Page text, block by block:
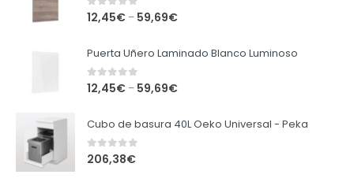
0out of 5
12,45€ – 59,69€
Puerta Uñero Laminado Blanco Luminoso
0out of 5
12,45€ – 59,69€
Cubo de basura 40L Oeko Universal - Peka
0out of 5
206,38€